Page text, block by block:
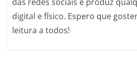
digital e físico. Espero que
leitura a todos!